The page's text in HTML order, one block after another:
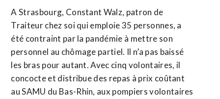
A Strasbourg, Constant Walz, patron de
Traiteur chez soi qui emploie 35 personnes, a
été contraint par la pandémie à mettre son
personnel au chômage partiel. Il n’a pas baissé
les bras pour autant. Avec cinq volontaires, il
concocte et distribue des repas à prix coûtant
au SAMU du Bas-Rhin, aux pompiers volontaires